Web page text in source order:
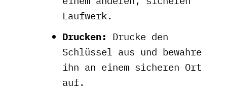
Laufwerk.
Drucken: Drucke den
Schlüssel aus und bewahre
ihn an einem sicheren Ort
auf.